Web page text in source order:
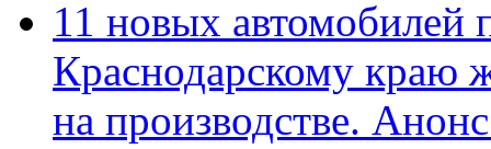
11 новых автомобилей
Краснодарскому краю
на производстве.